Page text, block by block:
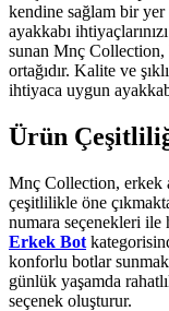
kendine sağlam bir
ayakkabı
sunan Mnç
ortağıdır. Kalite ve
ihtiyaca uygun
Ürün
Mnç Collection, erkek
çeşitlilikle öne
numara seçenekleri ile
Erkek Bot
konforlu botlar
günlük yaşamda
seçenek oluşturur.